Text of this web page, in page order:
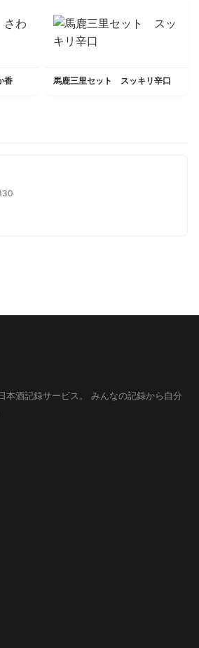
香 馬鹿三里セット スッキリ辛口
本酒記録サービス。
みんなの記録から自分